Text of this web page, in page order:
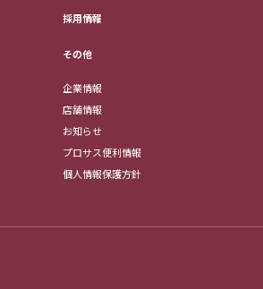
採用情報
その他
企業情報
店舗情報
お知らせ
プロサス便利情報
個人情報保護方針